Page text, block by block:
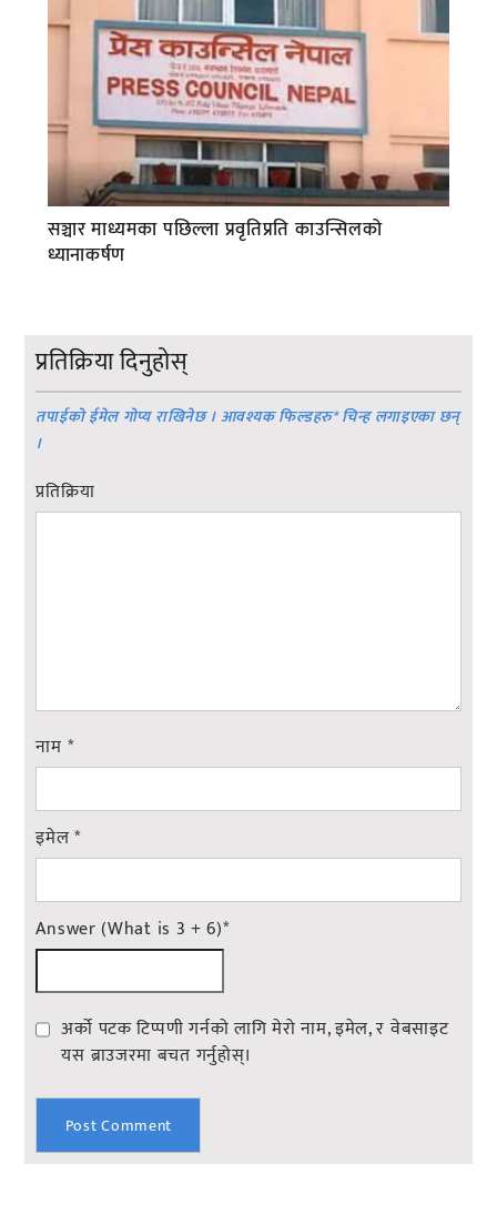
सञ्चार माध्यमका पछिल्ला प्रवृतिप्रति काउन्सिलको
ध्यानाकर्षण
प्रतिक्रिया दिनुहोस्
तपाईको ईमेल गोप्य राखिनेछ । आवश्यक फिल्डहरु*चिन्ह लगाइएका छन्
।
प्रतिक्रिया
नाम *
इमेल*
Answer (What is 3 + 6)*
अर्को पटक टिप्पणी गर्नको लागि मेरो नाम, इमेल, र वेबसाइट
यस ब्राउजरमा बचत गर्नुहोस्।